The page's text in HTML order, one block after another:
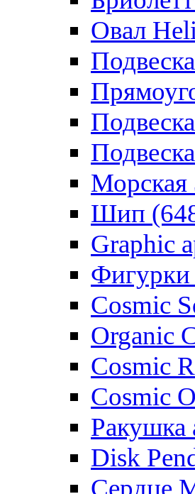
Овал
Морская
Шип
Graphic
Cosmic
Organic
Cosmic
Cosmic
Ракушка
Disk
Сердце